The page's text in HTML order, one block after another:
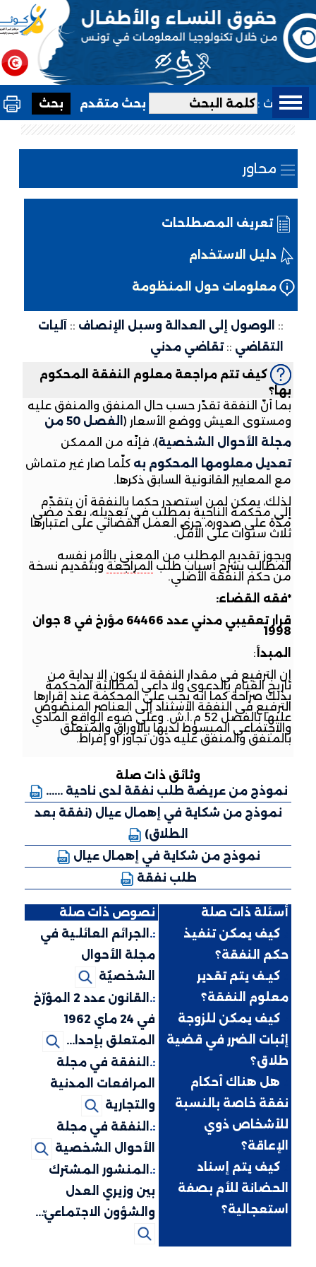
بحث : بحث متقدم
محاور
تعريف المصطلحات
دليل الاستخدام
معلومات حول المنظومة
الوصول إلى العدالة وسبل الإنصاف :: آليات
التقاضي :: تقاضي مدني
كيف تتم مراجعة معلوم النفقة المحكوم
بها؟
بما أنّ النفقة تقدّر حسب حال المنفق والمنفق عليه
ومستوى العيش ووضع الأسعار (
الفصل 50 من
مجلة الأحوال الشخصية)، فإنّه من الممكن
تعديل معلومها المحكوم بهكلّما صار غير متماش
مع المعايير القانونية السابق ذكرها.
لذلك، يمكن لمن استصدر حكما بالنفقة أن يتقدّم
إلى محكمة الناحية بمطلب في تعديله، بعد مضي
مدّة على صدوره، جرى العمل القضائي على اعتبارها
ثلاث سنوات على الأقلّ.
ويجوز تقديم المطلب من المعني بالأمر نفسه
المطالب بشرح أسباب طلبالمراجعةوبتقديم نسخة
من حكم النفقة الأصلي.
*فقه القضاء:
قرار تعقيبي مدني عدد 64466 مؤرخ في 8 جوان
1998
المبدأ:
إن الترفيع في مقدار النفقة لا يكون إلا بداية من
تاريخ القيام بالدعوى ولا داعي لمطالبة المحكمة
بذلك صراحة كما انه يجب على المحكمة عند إقرارها
الترفيع في النفقة الاستناد إلى العناصر المنصوص
عليها بالفصل 52 م.ا.ش. وعلى ضوء الواقع المادي
والاجتماعي المبسوط لديها بالأوراق والمتعلق
بالمنفق والمنفق عليه دون تجاوز أو إفراط.
وثائق ذات صلة
نموذج من عريضة طلب نفقة لدى ناحية ......
نموذج من شكاية في إهمال عيال (نفقة بعد
الطلاق)
نموذج من شكاية في إهمال عيال
طلب نفقة
أسئلة ذات صلة
نصوص ذات صلة
كيف يمكن تنفيذ
حكم النفقة؟
كيـف يتم تقدير
معلوم النفقة؟
كيف يمكن للزوجة
إثبات الضرر في قضية
طلاق؟
هل هناك أحكام
نفقة خاصة بالنسبة
للأشخاص ذوي
الإعاقة؟
كيف يتم إسناد
الحضانة للأم بصفة
استعجالية؟
الجرائم العائلـية في
مجلة الأحوال
الشخصيٌة
القانون عدد 2 المؤرّخ
في 24 ماي 1962
المتعلق بإحدا...
النفقة في مجلة
المرافعات المدنية
والتجارية
النفقة في مجلة
الأحوال الشخصية
المنشور المشترك
بين وزيري العدل
والشؤون الاجتماعيّ...